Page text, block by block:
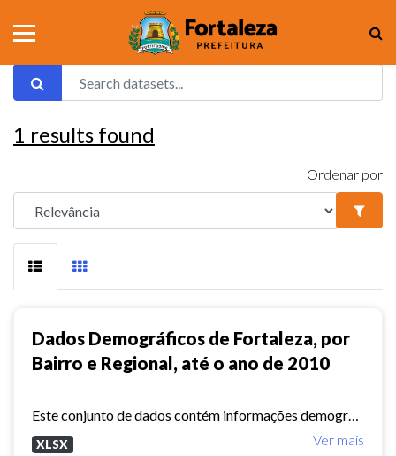
1 results found
Ordenar por
Dados Demográficos de Fortaleza, por
Bairro e Regional, até o ano de 2010
Ver mais
XLSX